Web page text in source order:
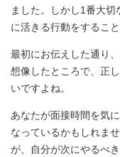
ました。しかし1番大
に活きる行動をすること
最初にお伝えした通り
想像したところで、正
いですよね。
あなたが面接時間を気
なっているかもしれま
が、自分が次にやるべ